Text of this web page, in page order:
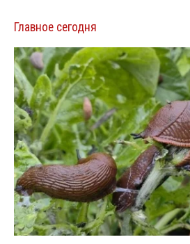
Главное сегодня